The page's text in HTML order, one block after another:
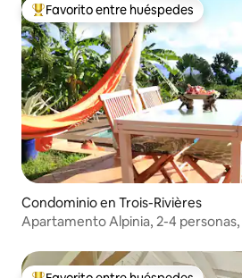
De los mejores en Favorito entre
Favorito entre huéspedes
Condominio en Trois-Rivières
Apartamento Alpinia, 2-4 personas,